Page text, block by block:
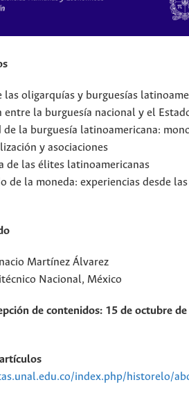
las oligarquías y burguesías
entre la burguesía nacional y el
de la burguesía latinoamericana:
y asociaciones
de las élites latinoamericanas
de la moneda: experiencias desde
Martínez Álvarez
Nacional, México
de contenidos: 15 de octubre
index.php/historelo/